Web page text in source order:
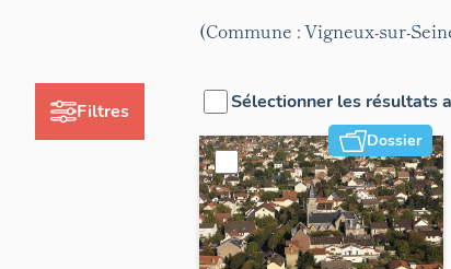
Filtres
(Commune : Vigneux-sur-
Sélectionner les résultats
Dossier